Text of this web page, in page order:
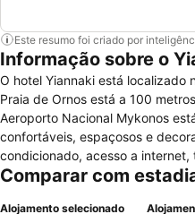
Este resumo foi criado por
Informação sobre o
O hotel Yiannaki está localizado
Praia de Ornos está a 100
Aeroporto Nacional Mykonos
confortáveis, espaçosos e
condicionado, acesso a
varanda, geladeira, banheiro
Comparar com
Alojamento selecionado